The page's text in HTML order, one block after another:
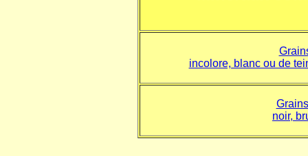
incolore, blanc ou de
noir,